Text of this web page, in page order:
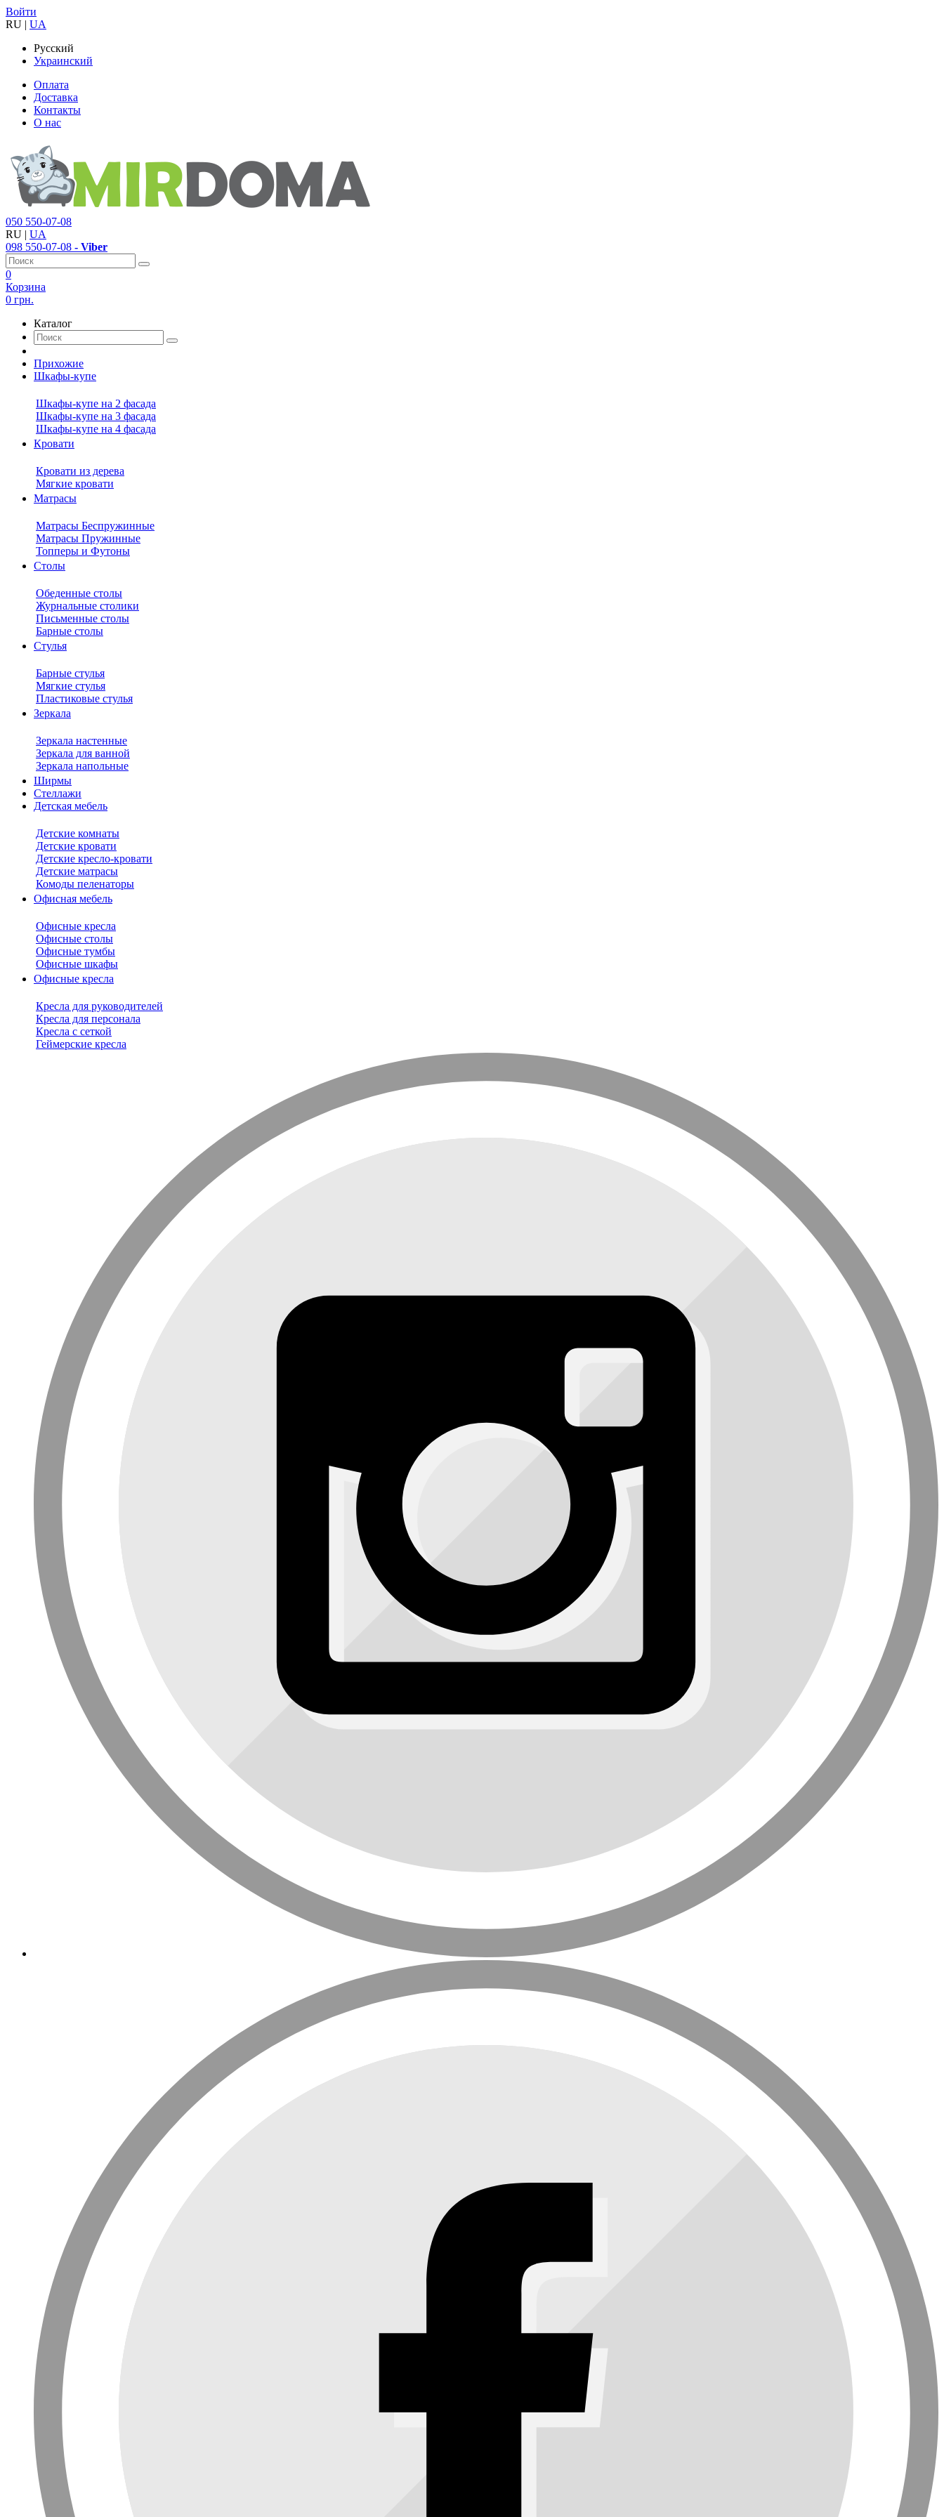
Войти
RU | UA
Русский
Украинский
Оплата
Доставка
Контакты
О нас
050 550-07-08
RU | UA
098 550-07-08 - Viber
0
Корзина
0 грн.
Каталог
Прихожие
Шкафы-купе
Шкафы-купе на 2 фасада
Шкафы-купе на 3 фасада
Шкафы-купе на 4 фасада
Кровати
Кровати из дерева
Мягкие кровати
Матрасы
Матрасы Беспружинные
Матрасы Пружинные
Топперы и Футоны
Столы
Обеденные столы
Журнальные столики
Письменные столы
Барные столы
Стулья
Барные стулья
Мягкие стулья
Пластиковые стулья
Зеркала
Зеркала настенные
Зеркала для ванной
Зеркала напольные
Ширмы
Стеллажи
Детская мебель
Детские комнаты
Детские кровати
Детские кресло-кровати
Детские матрасы
Комоды пеленаторы
Офисная мебель
Офисные кресла
Офисные столы
Офисные тумбы
Офисные шкафы
Офисные кресла
Кресла для руководителей
Кресла для персонала
Кресла с сеткой
Геймерские кресла